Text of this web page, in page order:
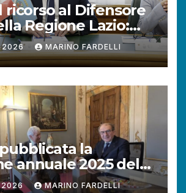
ricorso al Difensore
Regione Lazio:
istanze rispetto al
2026 MARINO FARDELLI
la
annuale 2025 del
civico della
2026 MARINO FARDELLI